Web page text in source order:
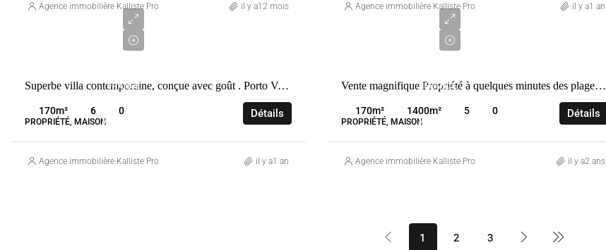
Agence immobilière Kalliste Properties il y a12 mois Agence immobilière Kalliste Properties il y a1 an
FRANCE
VECCHIO
Superbe villa contemporaine, conçue avec goût . Porto Vecchio
170m² 6 0
PROPRIÉTÉ, MAISON
Détails
Agence immobilière Kalliste Properties il y a1 an
FRANCE
VECCHIO
Vente magnifique Propriété à quelques minutes des plages Cala Rossa et Saint Cyprien
170m² 1400m² 5 0
PROPRIÉTÉ, MAISON
Détails
Agence immobilière Kalliste Properties il y a2 ans
1 2 3